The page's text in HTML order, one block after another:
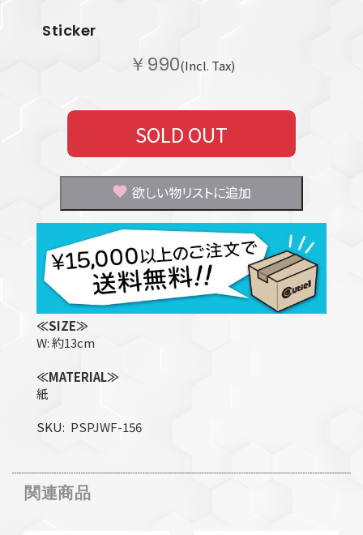
Sticker
￥990(Incl. Tax)
SOLD OUT
欲しい物リストに追加
≪SIZE≫
W: 約13cm
≪MATERIAL≫
紙
SKU
PSPJWF-156
関連商品